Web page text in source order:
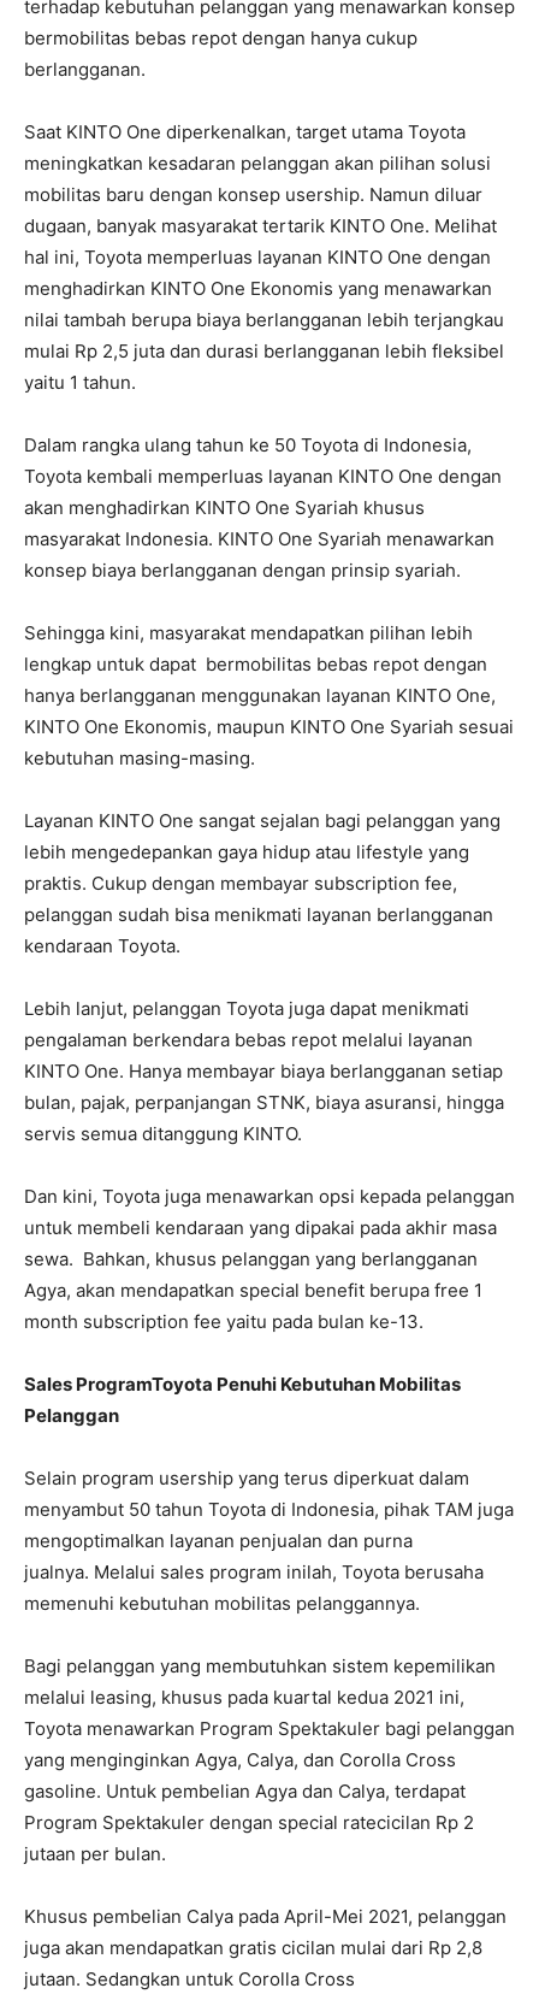
terhadap kebutuhan pelanggan yang menawarkan konsep
bermobilitas bebas repot dengan hanya cukup
berlangganan.
Saat KINTO One diperkenalkan, target utama Toyota
meningkatkan kesadaran pelanggan akan pilihan solusi
mobilitas baru dengan konsep usership. Namun diluar
dugaan, banyak masyarakat tertarik KINTO One. Melihat
hal ini, Toyota memperluas layanan KINTO One dengan
menghadirkan KINTO One Ekonomis yang menawarkan
nilai tambah berupa biaya berlangganan lebih terjangkau
mulai Rp 2,5 juta dan durasi berlangganan lebih fleksibel
yaitu 1 tahun.
Dalam rangka ulang tahun ke 50 Toyota di Indonesia,
Toyota kembali memperluas layanan KINTO One dengan
akan menghadirkan KINTO One Syariah khusus
masyarakat Indonesia. KINTO One Syariah menawarkan
konsep biaya berlangganan dengan prinsip syariah.
Sehingga kini, masyarakat mendapatkan pilihan lebih
lengkap untuk dapat bermobilitas bebas repot dengan
hanya berlangganan menggunakan layanan KINTO One,
KINTO One Ekonomis, maupun KINTO One Syariah sesuai
kebutuhan masing-masing.
Layanan KINTO One sangat sejalan bagi pelanggan yang
lebih mengedepankan gaya hidup atau lifestyle yang
praktis. Cukup dengan membayar subscription fee,
pelanggan sudah bisa menikmati layanan berlangganan
kendaraan Toyota.
Lebih lanjut, pelanggan Toyota juga dapat menikmati
pengalaman berkendara bebas repot melalui layanan
KINTO One. Hanya membayar biaya berlangganan setiap
bulan, pajak, perpanjangan STNK, biaya asuransi, hingga
servis semua ditanggung KINTO.
Dan kini, Toyota juga menawarkan opsi kepada pelanggan
untuk membeli kendaraan yang dipakai pada akhir masa
sewa. Bahkan, khusus pelanggan yang berlangganan
Agya, akan mendapatkan special benefit berupa free 1
month subscription fee yaitu pada bulan ke-13.
Sales ProgramToyota Penuhi Kebutuhan Mobilitas
Pelanggan
Selain program usership yang terus diperkuat dalam
menyambut 50 tahun Toyota di Indonesia, pihak TAM juga
mengoptimalkan layanan penjualan dan purna
jualnya. Melalui sales program inilah, Toyota berusaha
memenuhi kebutuhan mobilitas pelanggannya.
Bagi pelanggan yang membutuhkan sistem kepemilikan
melalui leasing, khusus pada kuartal kedua 2021 ini,
Toyota menawarkan Program Spektakuler bagi pelanggan
yang menginginkan Agya, Calya, dan Corolla Cross
gasoline. Untuk pembelian Agya dan Calya, terdapat
Program Spektakuler dengan special ratecicilan Rp 2
jutaan per bulan.
Khusus pembelian Calya pada April-Mei 2021, pelanggan
juga akan mendapatkan gratis cicilan mulai dari Rp 2,8
jutaan. Sedangkan untuk Corolla Cross